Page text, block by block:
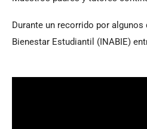
Durante un recorrido por
Bienestar Estudiantil (INABIE)